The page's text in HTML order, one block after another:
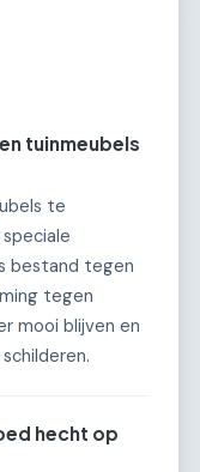
tuinmeubels
te
bestand tegen
tegen
mooi blijven en
hecht op